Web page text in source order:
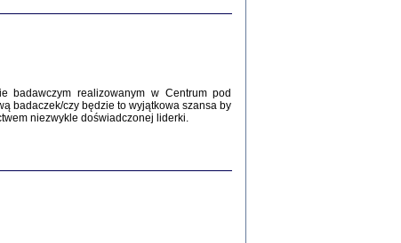
i Mirki Piżyców o życiu w getcie i okupowanej
Warszawa 2016
badawczym realizowanym w Centrum pod
badaczek/czy będzie to wyjątkowa szansa by
niezwykle doświadczonej liderki.